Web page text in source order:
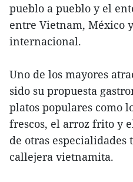
pueblo a pueblo y el
entre Vietnam, México
internacional.
Uno de los mayores
sido su propuesta
platos populares como
frescos, el arroz frito y
de otras especialidades
callejera vietnamita.